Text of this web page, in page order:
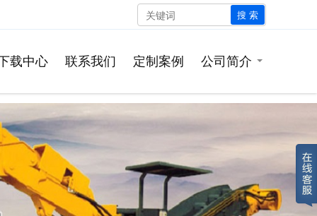
搜 索
载中心 联系我们 定制案例 公司简介